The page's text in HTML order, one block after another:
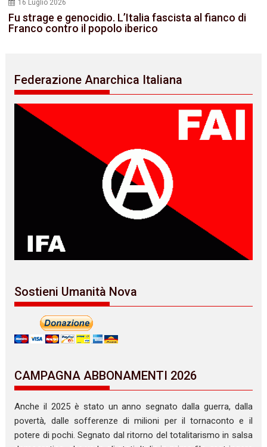
16 Luglio 2026
Fu strage e genocidio. L’Italia fascista al fianco di
Franco contro il popolo iberico
Federazione Anarchica Italiana
Sostieni Umanità Nova
CAMPAGNA ABBONAMENTI 2026
Anche il 2025 è stato un anno segnato dalla guerra, dalla
povertà, dalle sofferenze di milioni per il tornaconto e il
potere di pochi. Segnato dal ritorno del totalitarismo in salsa